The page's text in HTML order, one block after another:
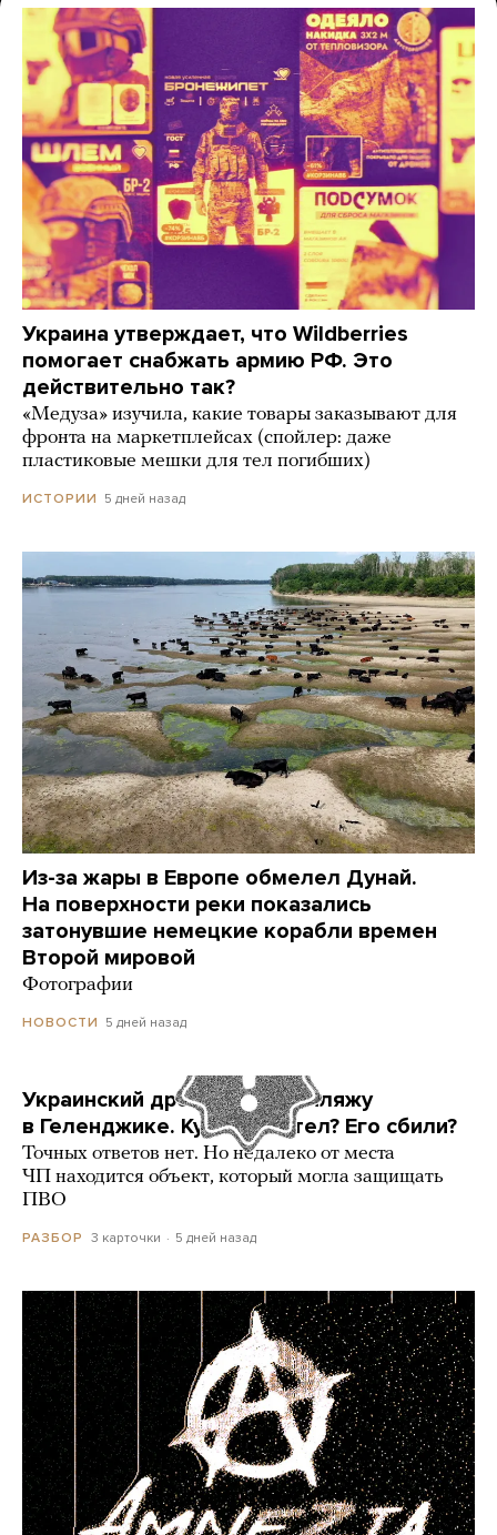
Украина утверждает, что Wildberries
помогает снабжать армию РФ. Это
действительно так?
«Медуза» изучила, какие товары заказывают для
фронта на маркетплейсах (спойлер: даже
пластиковые мешки для тел погибших)
ИСТОРИИ 5 дней назад
Из-за жары в Европе обмелел Дунай.
На поверхности реки показались
затонувшие немецкие корабли времен
Второй мировой
Фотографии
НОВОСТИ 5 дней назад
Украинский дрон попал по пляжу
в Геленджике. Куда он летел? Его сбили?
Точных ответов нет. Но недалеко от места
ЧП находится объект, который могла защищать
ПВО
РАЗБОР 3 карточки 5 дней назад